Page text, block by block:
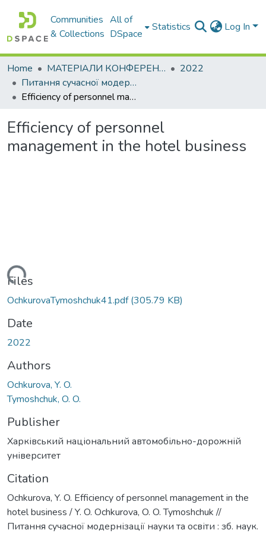
Communities
& Collections
All of
DSpace
Statistics Log In
Home МАТЕРІАЛИ КОНФЕРЕНЦІЙ
2022
Питання сучасної модернізації науки та освіти
Efficiency of personnel management in the hotel business
Efficiency of personnel
management in the hotel business
Loading...
Files
OchkurovaTymoshchuk41.pdf(305.79 KB)
Date
2022
Authors
Ochkurova, Y. O.
Tymoshchuk, O. O.
Publisher
Харківський національний автомобільно-дорожній
університет
Citation
Ochkurova, Y. O. Efficiency of personnel management in the
hotel business / Y. O. Ochkurova, O. O. Tymoshchuk //
Питання сучасної модернізації науки та освіти : зб. наук.